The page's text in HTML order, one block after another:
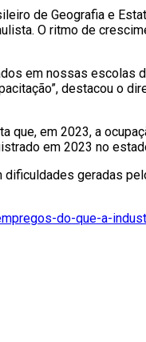
de Geografia e
O ritmo de
em nossas escolas
destacou o
que, em 2023, a
em 2023 no
geradas
do-que-a-